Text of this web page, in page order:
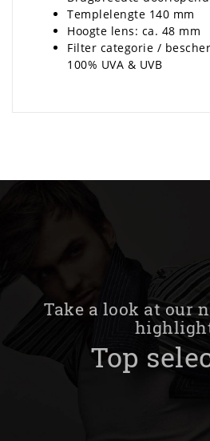
Templelengte 140 mm
Hoogte lens: ca. 48 mm
Filter categorie /
100% UVA & UVB
Take a look at our
Top